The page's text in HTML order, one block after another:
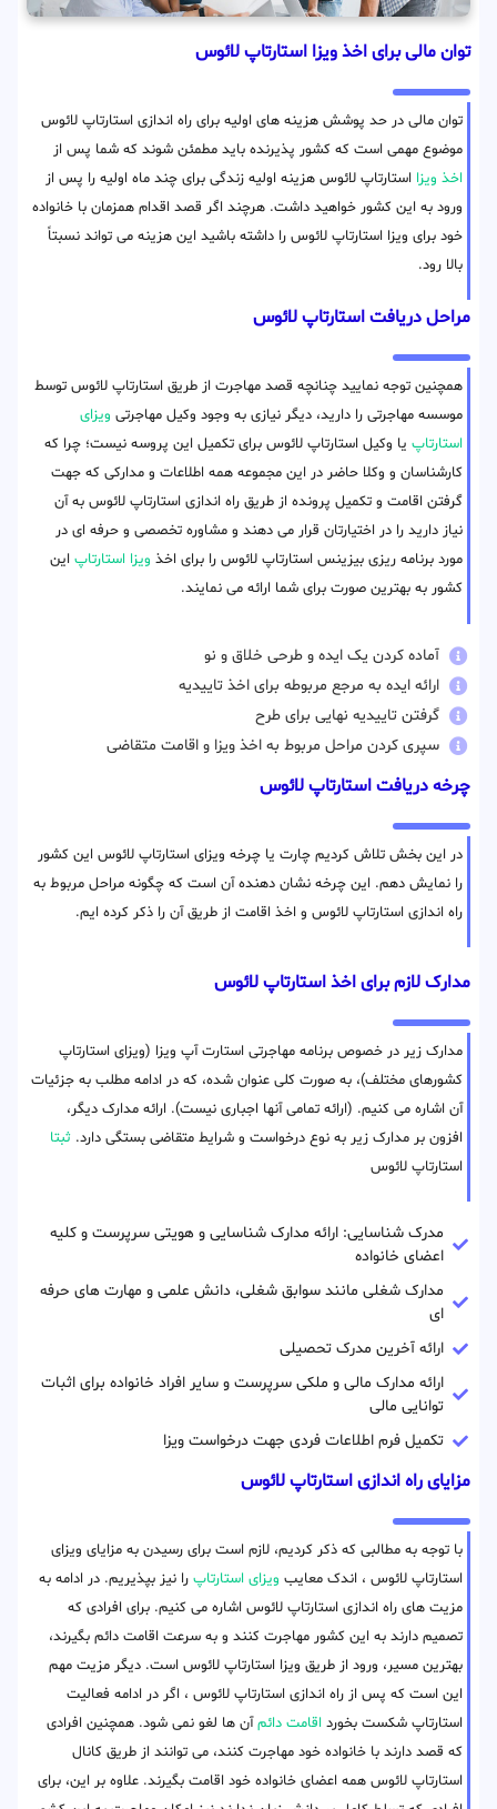
توان مالی برای اخذ ویزا استارتاپ لائوس
توان مالی در حد پوشش هزینه های اولیه برای راه اندازی استارتاپ لائوس
موضوع مهمی است که کشور پذیرنده باید مطمئن شوند که شما پس از
اخذ ویزا استارتاپ لائوس هزینه اولیه زندگی برای چند ماه اولیه را پس از
ورود به این کشور خواهید داشت. هرچند اگر قصد اقدام همزمان با خانواده
خود برای ویزا استارتاپ لائوس را داشته باشید این هزینه می تواند نسبتاً
بالا رود.
مراحل دریافت استارتاپ لائوس
همچنین توجه نمایید چنانچه قصد مهاجرت از طریق استارتاپ لائوس توسط
موسسه مهاجرتی را دارید، دیگر نیازی به وجود وکیل مهاجرتی ویزای
استارتاپ یا وکیل استارتاپ لائوس برای تکمیل این پروسه نیست؛ چرا که
کارشناسان و وکلا حاضر در این مجموعه همه اطلاعات و مدارکی که جهت
گرفتن اقامت و تکمیل پرونده از طریق راه اندازی استارتاپ لائوس به آن
نیاز دارید را در اختیارتان قرار می دهند و مشاوره تخصصی و حرفه ای در
مورد برنامه ریزی بیزینس استارتاپ لائوس را برای اخذ ویزا استارتاپ این
کشور به بهترین صورت برای شما ارائه می نمایند.
آماده کردن یک ایده و طرحی خلاق و نو
ارائه ایده به مرجع مربوطه برای اخذ تاییدیه
گرفتن تاییدیه نهایی برای طرح
سپری کردن مراحل مربوط به اخذ ویزا و اقامت متقاضی
چرخه دریافت استارتاپ لائوس
در این بخش تلاش کردیم چارت یا چرخه ویزای استارتاپ لائوس این کشور
را نمایش دهم. این چرخه نشان دهنده آن است که چگونه مراحل مربوط به
راه اندازی استارتاپ لائوس و اخذ اقامت از طریق آن را ذکر کرده ایم.
مدارک لازم برای اخذ استارتاپ لائوس
مدارک زیر در خصوص برنامه مهاجرتی استارت آپ ویزا (ویزای استارتاپ
کشورهای مختلف)، به صورت کلی عنوان شده، که در ادامه مطلب به جزئیات
آن اشاره می کنیم. (ارائه تمامی آنها اجباری نیست). ارائه مدارک دیگر،
افزون بر مدارک زیر به نوع درخواست و شرایط متقاضی بستگی دارد. ثبتا
استارتاپ لائوس
مدرک شناسایی: ارائه مدارک شناسایی و هویتی سرپرست و کلیه
اعضای خانواده
مدارک شغلی مانند سوابق شغلی، دانش علمی و مهارت های حرفه
ای
ارائه آخرین مدرک تحصیلی
ارائه مدارک مالی و ملکی سرپرست و سایر افراد خانواده برای اثبات
توانایی مالی
تکمیل فرم اطلاعات فردی جهت درخواست ویزا
مزایای راه اندازی استارتاپ لائوس
با توجه به مطالبی که ذکر کردیم، لازم است برای رسیدن به مزایای ویزای
استارتاپ لائوس ، اندک معایب ویزای استارتاپ را نیز بپذیریم. در ادامه به
مزیت های راه اندازی استارتاپ لائوس اشاره می کنیم. برای افرادی که
تصمیم دارند به این کشور مهاجرت کنند و به سرعت اقامت دائم بگیرند،
بهترین مسیر، ورود از طریق ویزا استارتاپ لائوس است. دیگر مزیت مهم
این است که پس از راه اندازی استارتاپ لائوس ، اگر در ادامه فعالیت
استارتاپ شکست بخورد اقامت دائمآن ها لغو نمی شود. همچنین افرادی
که قصد دارند با خانواده خود مهاجرت کنند، می توانند از طریق کانال
استارتاپ لائوس همه اعضای خانواده خود اقامت بگیرند. علاوه بر این، برای